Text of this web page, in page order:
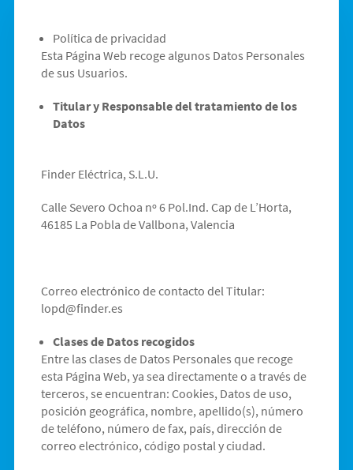
Política de privacidad
Esta Página Web recoge algunos Datos Personales
de sus Usuarios.
Titular y Responsable del tratamiento de los
Datos
Finder Eléctrica, S.L.U.
Calle Severo Ochoa nº 6 Pol.Ind. Cap de L’Horta,
46185 La Pobla de Vallbona, Valencia
Correo electrónico de contacto del Titular:
lopd@finder.es
Clases de Datos recogidos
Entre las clases de Datos Personales que recoge
esta Página Web, ya sea directamente o a través de
terceros, se encuentran: Cookies, Datos de uso,
posición geográfica, nombre, apellido(s), número
de teléfono, número de fax, país, dirección de
correo electrónico, código postal y ciudad.